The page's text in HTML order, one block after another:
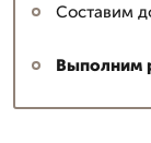
Составим
Выполним